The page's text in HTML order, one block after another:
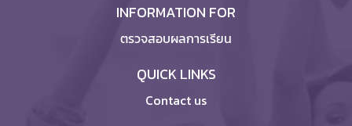
INFORMATION FOR
ตรวจสอบผลการเรียน
QUICK LINKS
Contact us